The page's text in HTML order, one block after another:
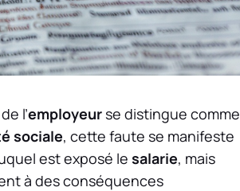
de l’employeurse distingue comme
sociale, cette faute se manifeste
est exposé le salarie, mais
à des conséquences